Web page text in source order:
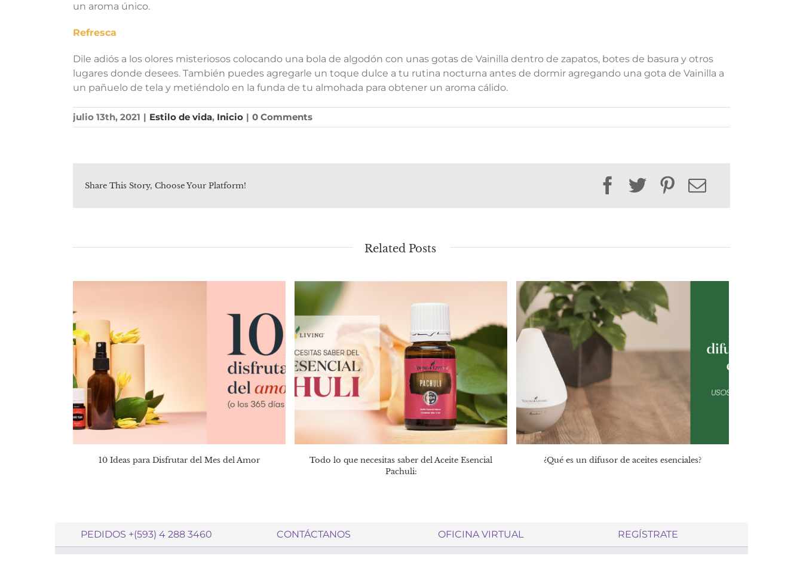
un aroma único.
Refresca
Dile adiós a los olores misteriosos colocando una bola de algodón con unas gotas de Vainilla dentro de zapatos, botes de basura y otros
lugares donde desees. También puedes agregarle un toque dulce a tu rutina nocturna antes de dormir agregando una gota de Vainilla a
un pañuelo de tela y metiéndolo en la funda de tu almohada para obtener un aroma cálido.
julio 13th, 2021 | Estilo de vida, Inicio | 0 Comments
Share This Story, Choose Your Platform! Facebook
TwitterPinterest
Email
Related Posts
10 Ideas para Disfrutar del Mes del Amor
Todo lo que necesitas saber del Aceite Esencial
Pachuli:
¿Qué es un difusor de aceites esenciales?
PEDIDOS +(593) 4 288 3460 CONTÁCTANOS OFICINA VIRTUAL REGÍSTRATE